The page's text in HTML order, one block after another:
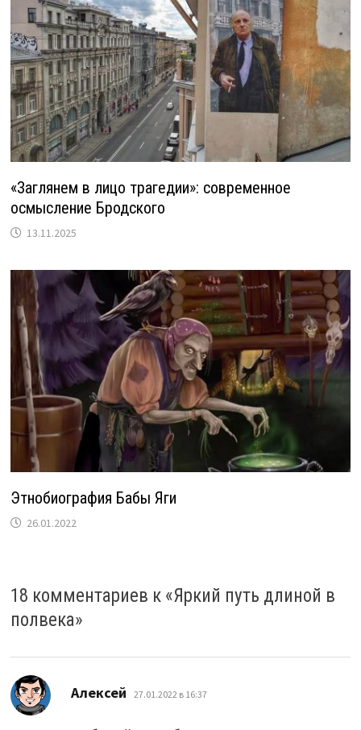
«Заглянем в лицо трагедии»: современное
осмысление Бродского
13.11.2025
Этнобиография Бабы Яги
26.01.2022
18 комментариев к «Яркий путь длиной в
полвека»
Алексей 27.01.2022 в 16:37